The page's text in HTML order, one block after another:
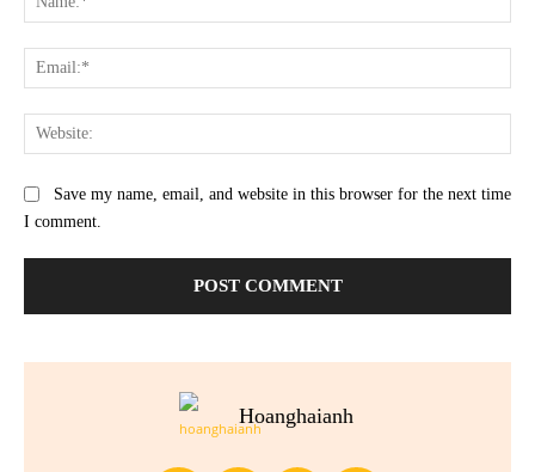
Save my name, email, and website in this browser for the next time
I comment.
Hoanghaianh